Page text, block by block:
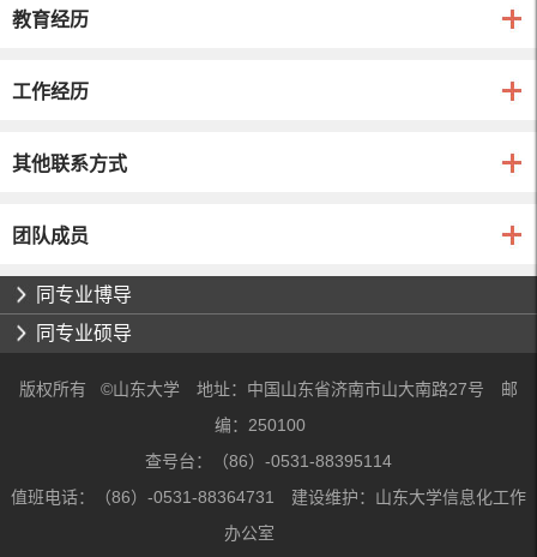
教育经历
工作经历
其他联系方式
团队成员
同专业博导
同专业硕导
版权所有 ©山东大学 地址：中国山东省济南市山大南路27号 邮
编：250100
查号台：（86）-0531-88395114
值班电话：（86）-0531-88364731 建设维护：山东大学信息化工作
办公室